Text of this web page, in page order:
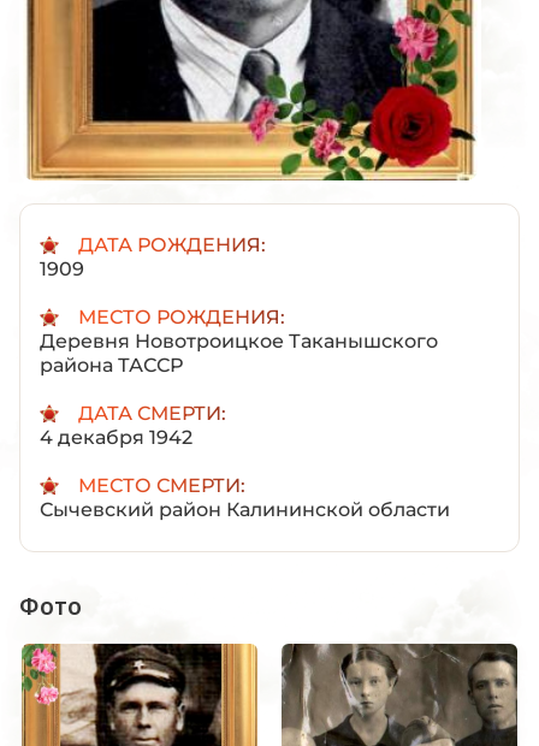
ДАТА РОЖДЕНИЯ:
1909
МЕСТО РОЖДЕНИЯ:
Деревня Новотроицкое Таканышского
района ТАССР
ДАТА СМЕРТИ:
4 декабря 1942
МЕСТО СМЕРТИ:
Сычевский район Калининской области
Фото